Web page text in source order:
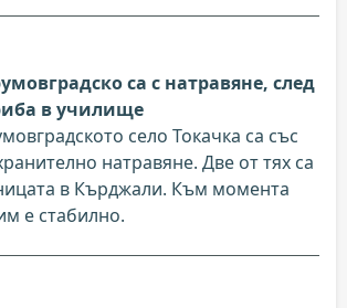
са с натравяне, след
в училище
село Токачка са със
натравяне. Две от тях са
в Кърджали. Към момента
е стабилно.